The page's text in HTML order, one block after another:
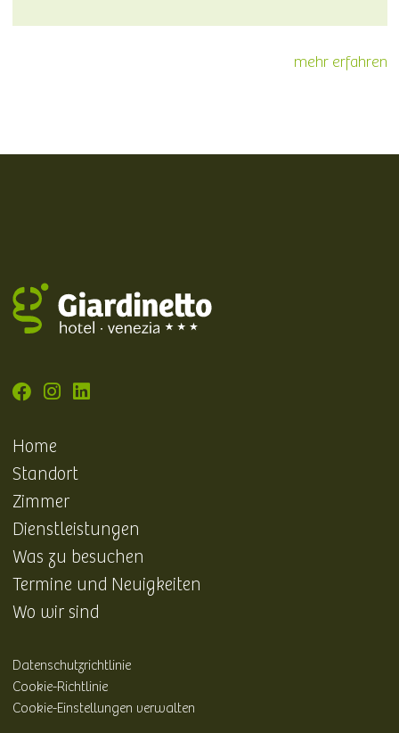
mehr erfahren
Home
Standort
Zimmer
Dienstleistungen
Was zu besuchen
Termine und Neuigkeiten
Wo wir sind
Datenschutzrichtlinie
Cookie-Richtlinie
Cookie-Einstellungen verwalten